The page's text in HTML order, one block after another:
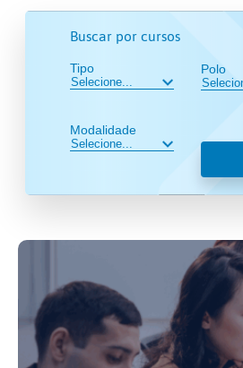
Buscar por cursos
Tipo
Modalidade
Polo